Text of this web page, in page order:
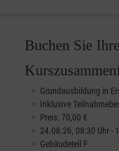
Buchen Sie
Grundausbildung in
Inklusive
Preis: 70,00 €
24.08.26, 08:30 Uhr -
Gebäudeteil F